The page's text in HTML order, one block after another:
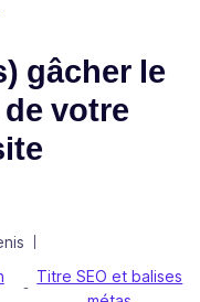
gâcher le
votre
-
Titre SEO et balises